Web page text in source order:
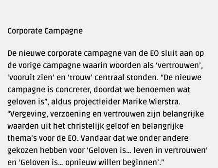
Corporate Campagne
De nieuwe corporate campagne van de EO sluit aan op
de vorige campagne waarin woorden als ‘vertrouwen’,
‘vooruit zien’ en ‘trouw’ centraal stonden. “De nieuwe
campagne is concreter, doordat we benoemen wat
geloven is”, aldus projectleider Marike Wierstra.
“Vergeving, verzoening en vertrouwen zijn belangrijke
waarden uit het christelijk geloof en belangrijke
thema’s voor de EO. Vandaar dat we onder andere
gekozen hebben voor ‘Geloven is… leven in vertrouwen’
en ‘Geloven is… opnieuw willen beginnen’.”